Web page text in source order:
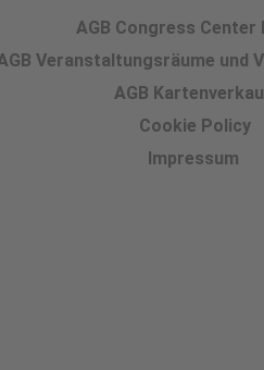
AGB Congress Center
Veranstaltungsräume und
AGB
Cookie Policy
Impressum